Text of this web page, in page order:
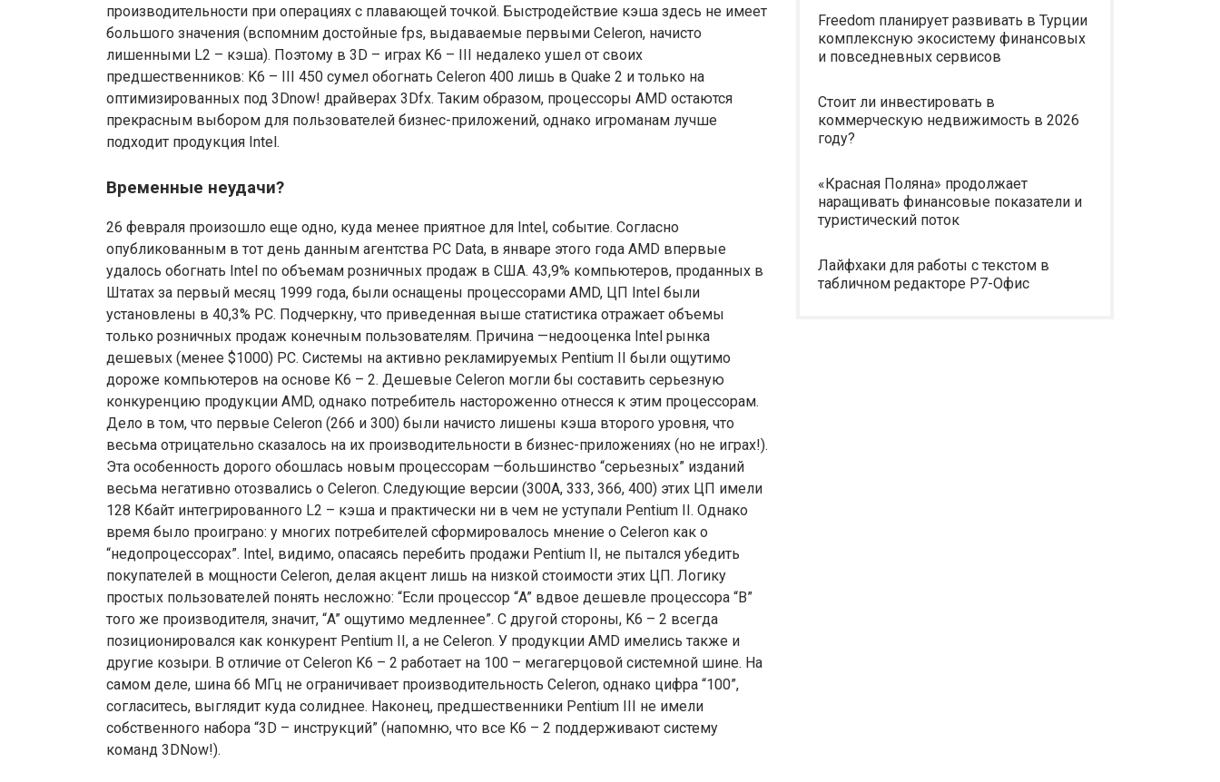
производительности при операциях с плавающей точкой. Быстродействие кэша здесь не имеет
большого значения (вспомним достойные fps, выдаваемые первыми Celeron, начисто
лишенными L2 – кэша). Поэтому в 3D – играх K6 – III недалеко ушел от своих
предшественников: K6 – III 450 сумел обогнать Celeron 400 лишь в Quake 2 и только на
оптимизированных под 3Dnow! драйверах 3Dfx. Таким образом, процессоры AMD остаются
прекрасным выбором для пользователей бизнес-приложений, однако игроманам лучше
подходит продукция Intel.
Временные неудачи?
26 февраля произошло еще одно, куда менее приятное для Intel, событие. Согласно
опубликованным в тот день данным агентства PC Data, в январе этого года AMD впервые
удалось обогнать Intel по объемам розничных продаж в США. 43,9% компьютеров, проданных в
Штатах за первый месяц 1999 года, были оснащены процессорами AMD, ЦП Intel были
установлены в 40,3% PC. Подчеркну, что приведенная выше статистика отражает объемы
только розничных продаж конечным пользователям. Причина —недооценка Intel рынка
дешевых (менее $1000) PC. Системы на активно рекламируемых Pentium II были ощутимо
дороже компьютеров на основе K6 – 2. Дешевые Celeron могли бы составить серьезную
конкуренцию продукции AMD, однако потребитель настороженно отнесся к этим процессорам.
Дело в том, что первые Celeron (266 и 300) были начисто лишены кэша второго уровня, что
весьма отрицательно сказалось на их производительности в бизнес-приложениях (но не играх!).
Эта особенность дорого обошлась новым процессорам —большинство “серьезных” изданий
весьма негативно отозвались о Celeron. Следующие версии (300A, 333, 366, 400) этих ЦП имели
128 Кбайт интегрированного L2 – кэша и практически ни в чем не уступали Pentium II. Однако
время было проиграно: у многих потребителей сформировалось мнение о Celeron как о
“недопроцессорах”. Intel, видимо, опасаясь перебить продажи Pentium II, не пытался убедить
покупателей в мощности Celeron, делая акцент лишь на низкой стоимости этих ЦП. Логику
простых пользователей понять несложно: “Если процессор “A” вдвое дешевле процессора “B”
того же производителя, значит, “A” ощутимо медленнее”. С другой стороны, K6 – 2 всегда
позиционировался как конкурент Pentium II, а не Celeron. У продукции AMD имелись также и
другие козыри. В отличие от Celeron K6 – 2 работает на 100 – мегагерцовой системной шине. На
самом деле, шина 66 МГц не ограничивает производительность Celeron, однако цифра “100”,
согласитесь, выглядит куда солиднее. Наконец, предшественники Pentium III не имели
собственного набора “3D – инструкций” (напомню, что все K6 – 2 поддерживают систему
команд 3DNow!).
Freedom планирует развивать в Турции
комплексную экосистему финансовых
и повседневных сервисов
Стоит ли инвестировать в
коммерческую недвижимость в 2026
году?
«Красная Поляна» продолжает
наращивать финансовые показатели и
туристический поток
Лайфхаки для работы с текстом в
табличном редакторе Р7-Офис